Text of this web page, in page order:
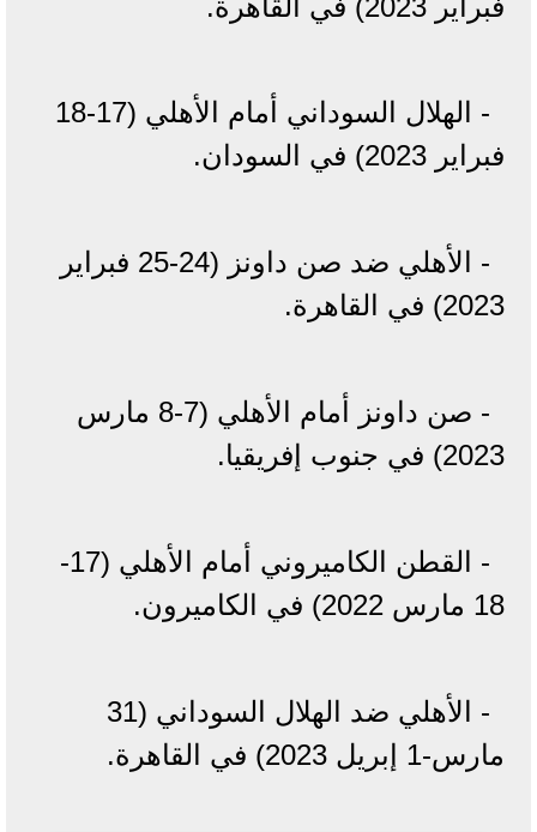
- الهلال السوداني أمام الأهلي (17-18
فبراير 2023) في السودان.
- الأهلي ضد صن داونز (24-25 فبراير
2023) في القاهرة.
- صن داونز أمام الأهلي (7-8 مارس
2023) في جنوب إفريقيا.
- القطن الكاميروني أمام الأهلي (17-
18 مارس 2022) في الكاميرون.
- الأهلي ضد الهلال السوداني (31
مارس-1 إبريل 2023) في القاهرة.